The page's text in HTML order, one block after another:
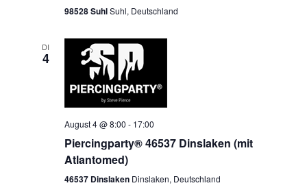
98528 SuhlSuhl, Deutschland
DI
4
August 4 @ 8:00 - 17:00
Piercingparty® 46537 Dinslaken (mit
Atlantomed)
46537 Dinslaken Dinslaken, Deutschland